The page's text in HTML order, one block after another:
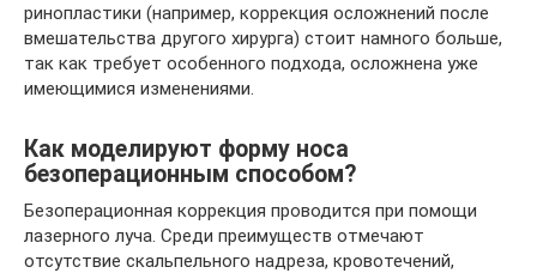
ринопластики (например, коррекция осложнений после
вмешательства другого хирурга) стоит намного больше,
так как требует особенного подхода, осложнена уже
имеющимися изменениями.
Как моделируют форму носа
безоперационным способом?
Безоперационная коррекция проводится при помощи
лазерного луча. Среди преимуществ отмечают
отсутствие скальпельного надреза, кровотечений,